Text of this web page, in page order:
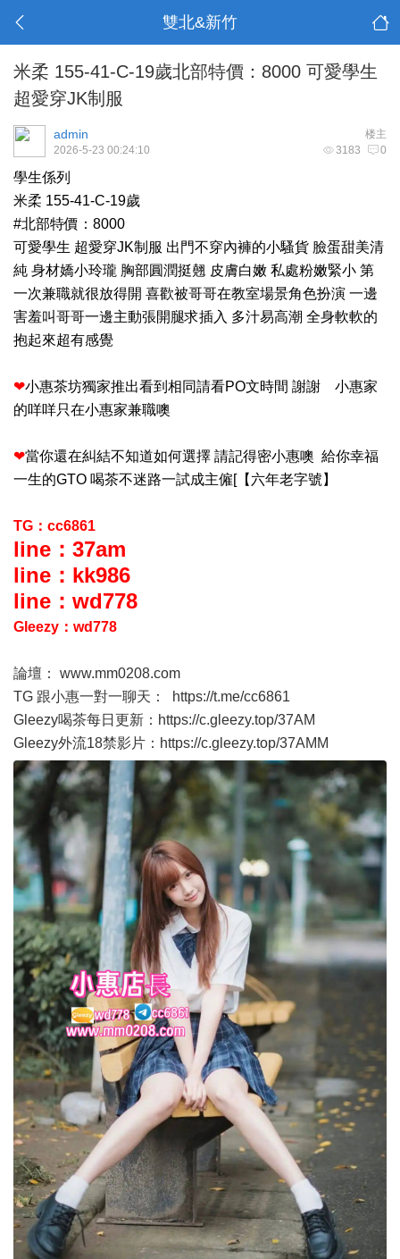
雙北&新竹
米柔 155-41-C-19歲北部特價：8000 可愛學生
超愛穿JK制服
楼主
admin
3183 0
2026-5-23 00:24:10
學生係列
米柔 155-41-C-19歲
#北部特價：8000
可愛學生 超愛穿JK制服 出門不穿內褲的小騷貨 臉蛋甜美清
純 身材嬌小玲瓏 胸部圓潤挺翹 皮膚白嫩 私處粉嫩緊小 第
一次兼職就很放得開 喜歡被哥哥在教室場景角色扮演 一邊
害羞叫哥哥一邊主動張開腿求插入 多汁易高潮 全身軟軟的
抱起來超有感覺
❤小惠茶坊獨家推出看到相同請看PO文時間 謝謝 小惠家
的咩咩只在小惠家兼職噢
❤當你還在糾結不知道如何選擇 請記得密小惠噢 給你幸福
一生的GTO 喝茶不迷路一試成主僱[【六年老字號】
TG：cc6861
line：37am
line：kk986
line：wd778
Gleezy：wd778
論壇： www.mm0208.com
TG 跟小惠一對一聊天：
https://t.me/cc6861
Gleezy喝茶每日更新： https://c.gleezy.top/37AM
Gleezy外流18禁影片： https://c.gleezy.top/37AMM